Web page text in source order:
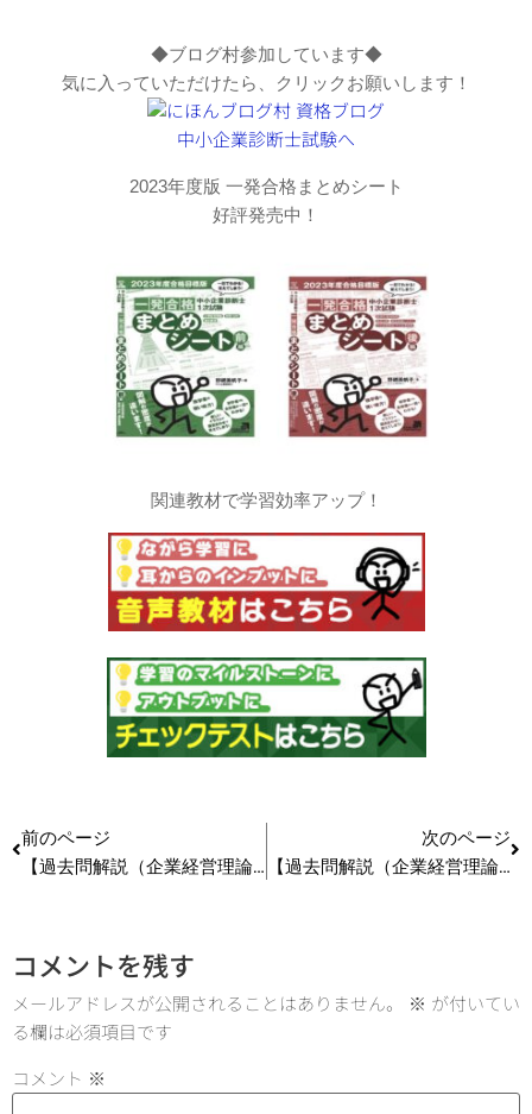
◆ブログ村参加しています◆
気に入っていただけたら、クリックお願いします！
2023年度版 一発合格まとめシート
好評発売中！
関連教材で学習効率アップ！
前のページ
【過去問解説（企業経営理論）】R1 第23問 労働安全衛生法
次のページ
【過去問解説（企業経営理論）】H26 第30問(2) ライフサイクル・アプローチ
コメントを残す
メールアドレスが公開されることはありません。 ※ が付いてい
る欄は必須項目です
コメント ※